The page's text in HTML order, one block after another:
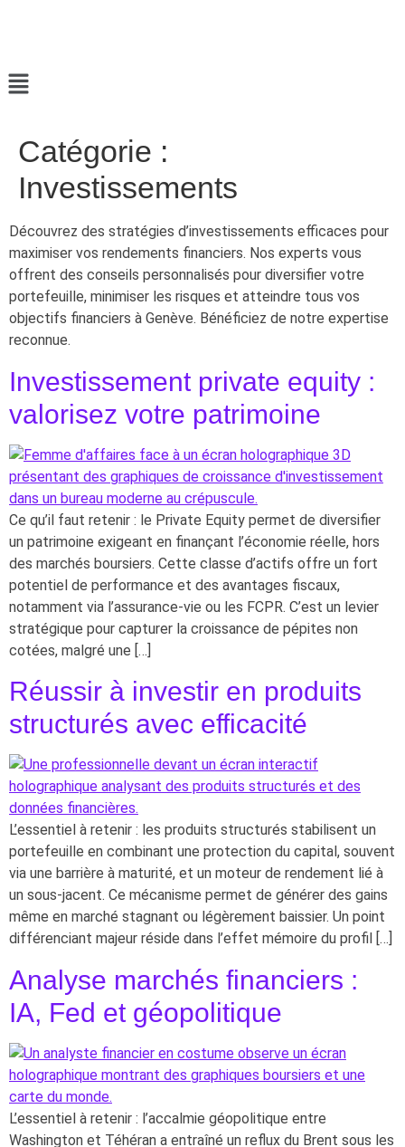
Catégorie :
Investissements
Découvrez des stratégies d’investissements efficaces pour
maximiser vos rendements financiers. Nos experts vous
offrent des conseils personnalisés pour diversifier votre
portefeuille, minimiser les risques et atteindre tous vos
objectifs financiers à Genève. Bénéficiez de notre expertise
reconnue.
Investissement private equity :
valorisez votre patrimoine
Ce qu’il faut retenir : le Private Equity permet de diversifier
un patrimoine exigeant en finançant l’économie réelle, hors
des marchés boursiers. Cette classe d’actifs offre un fort
potentiel de performance et des avantages fiscaux,
notamment via l’assurance-vie ou les FCPR. C’est un levier
stratégique pour capturer la croissance de pépites non
cotées, malgré une […]
Réussir à investir en produits
structurés avec efficacité
L’essentiel à retenir : les produits structurés stabilisent un
portefeuille en combinant une protection du capital, souvent
via une barrière à maturité, et un moteur de rendement lié à
un sous-jacent. Ce mécanisme permet de générer des gains
même en marché stagnant ou légèrement baissier. Un point
différenciant majeur réside dans l’effet mémoire du profil […]
Analyse marchés financiers :
IA, Fed et géopolitique
L’essentiel à retenir : l’accalmie géopolitique entre
Washington et Téhéran a entraîné un reflux du Brent sous les